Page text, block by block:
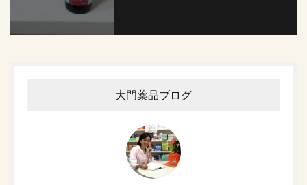
大門薬品ブログ